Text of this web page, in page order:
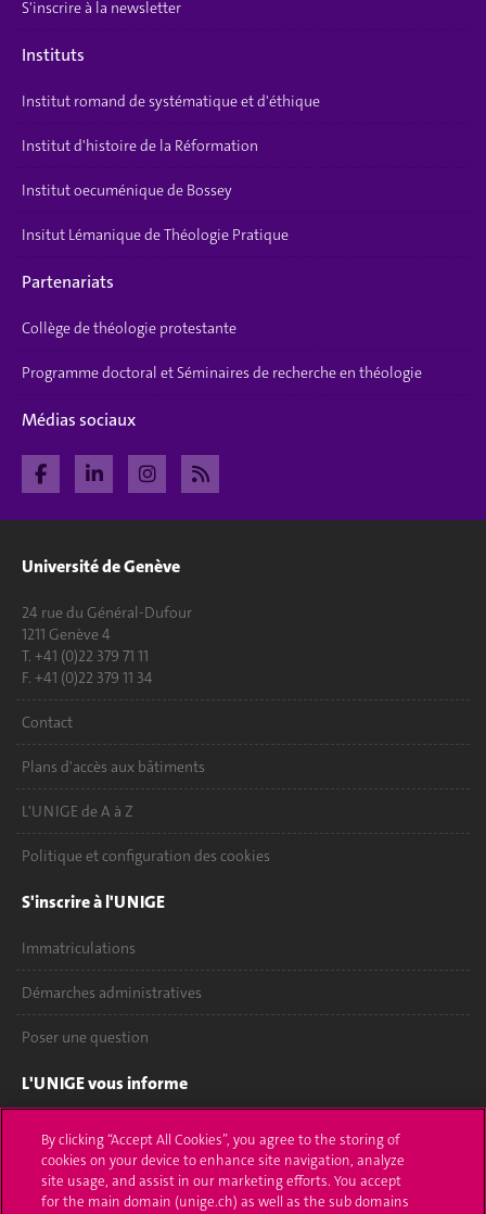
S'inscrire à la newsletter
Instituts
Institut romand de systématique et d'éthique
Institut d'histoire de la Réformation
Institut oecuménique de Bossey
Insitut Lémanique de Théologie Pratique
Partenariats
Collège de théologie protestante
Programme doctoral et Séminaires de recherche en théologie
Médias sociaux
Université de Genève
24 rue du Général-Dufour
1211 Genève 4
T. +41 (0)22 379 71 11
F. +41 (0)22 379 11 34
Contact
Plans d'accès aux bâtiments
L'UNIGE de A à Z
Politique et configuration des cookies
S'inscrire à l'UNIGE
Immatriculations
Démarches administratives
Poser une question
L'UNIGE vous informe
UNIGE Mobile
Médias
By clicking “Accept All Cookies”, you agree to the storing of
cookies on your device to enhance site navigation, analyze
site usage, and assist in our marketing efforts. You accept
for the main domain (unige.ch) as well as the sub domains